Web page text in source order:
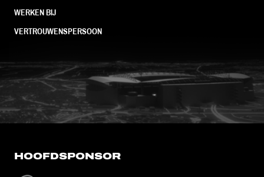
WERKEN BIJ
VERTROUWENSPERSOON
FC Utrecht<br>vanuit<br>het
HOOFDSPONSOR